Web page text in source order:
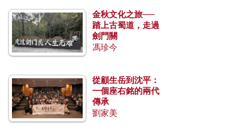
金秋文化之旅──
踏上古蜀道，走過
劍門關
馮珍今
從顧生岳到沈平：
一個座右銘的兩代
傳承
劉家美